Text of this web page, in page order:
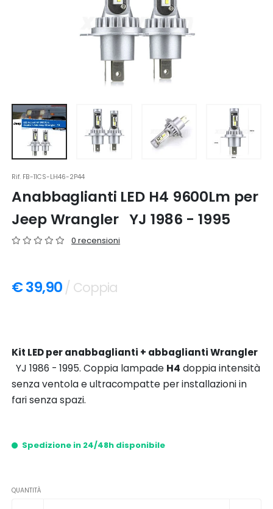
Rif. FB-11CS-LH46-2P44
Anabbaglianti LED H4 9600Lm per
Jeep Wrangler YJ 1986 - 1995
0 recensioni
€ 39,90 / Coppia
Kit LED per anabbaglianti + abbaglianti Wrangler
YJ 1986 - 1995. Coppia lampade H4 doppia intensità
senza ventola e ultracompatte per installazioni in
fari senza spazi.
Spedizione in 24/48h disponibile
QUANTITÀ